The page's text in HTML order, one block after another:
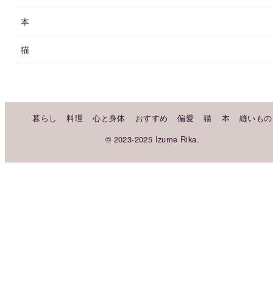
本
猫
暮らし 料理 心と身体 おすすめ 偏愛 猫 本
縫いもの
© 2023-2025 Izume Rika.